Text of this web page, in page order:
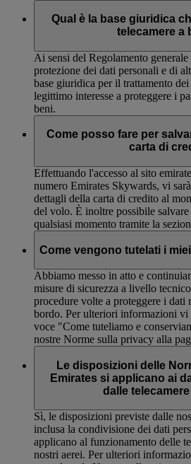
Qual è la base giuridica
telecamere a
Ai sensi del Regolamento
protezione dei dati personali e di
base giuridica per il trattamento
legittimo interesse a proteggere i
beni.
Come posso fare per
carta di
Effettuando l'accesso al sito
numero Emirates Skywards, vi
dettagli della carta di credito al
del volo. È inoltre possibile
qualsiasi momento tramite la
Come vengono tutelati i
Abbiamo messo in atto e
misure di sicurezza a livello
procedure volte a proteggere i dati
bordo. Per ulteriori informazioni vi
voce "Come tuteliamo e
nostre Norme sulla privacy alla
Le disposizioni delle
Emirates si applicano ai
dalle
Sì, le disposizioni previste dalle
inclusa la condivisione dei dati
applicano al funzionamento delle
nostri aerei. Per ulteriori